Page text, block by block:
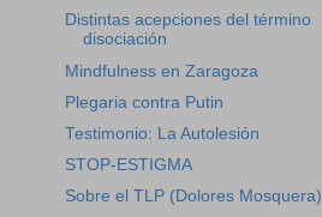
Distintas acepciones del término
disociación
Mindfulness en Zaragoza
Plegaria contra Putin
Testimonio: La Autolesión
STOP-ESTIGMA
Sobre el TLP (Dolores Mosquera)